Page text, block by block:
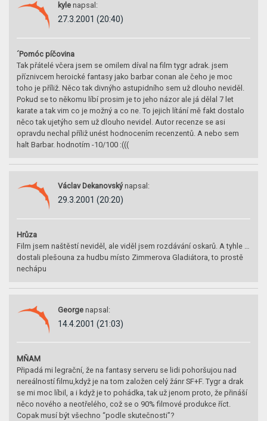
kyle napsal:
27.3.2001 (20:40)
´Pomóc píčovina
Tak přátelé včera jsem se omilem díval na film tygr adrak. jsem
příznivcem heroické fantasy jako barbar conan ale čeho je moc
toho je příliž. Něco tak divnýho astupidního sem už dlouho neviděl.
Pokud se to někomu líbí prosim je to jeho názor ale já dělal 7 let
karate a tak vim co je možný a co ne. To jejich lítání mě fakt dostalo
něco tak ujetýho sem už dlouho nevidel. Autor recenze se asi
opravdu nechal příliž unést hodnocením recenzentů. A nebo sem
halt Barbar. hodnotím -10/100 :(((
Václav Dekanovský napsal:
29.3.2001 (20:20)
Hrůza
Film jsem naštěstí neviděl, ale viděl jsem rozdávání oskarů. A tyhle …
dostali plešouna za hudbu místo Zimmerova Gladiátora, to prostě
nechápu
George napsal:
14.4.2001 (21:03)
MŇAM
Připadá mi legrační, že na fantasy serveru se lidi pohoršujou nad
nereálností filmu,když je na tom založen celý žánr SF+F. Tygr a drak
se mi moc líbil, a i když je to pohádka, tak už jenom proto, že přináší
něco nového a neotřelého, což se o 90% filmové produkce říct.
Copak musí být všechno “podle skutečnosti”?